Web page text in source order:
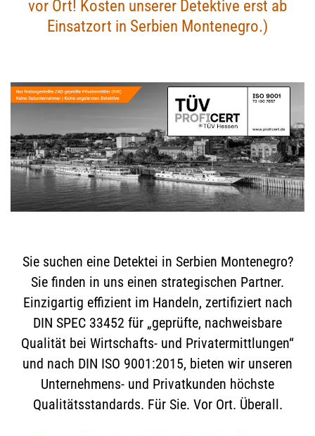
vor Ort! Kosten unserer Detektive erst ab
Einsatzort in Serbien Montenegro.)
Sie suchen eine Detektei in Serbien Montenegro?
Sie finden in uns einen strategischen Partner.
Einzigartig effizient im Handeln, zertifiziert nach
DIN SPEC 33452 für „geprüfte, nachweisbare
Qualität bei Wirtschafts- und Privatermittlungen“
und nach DIN ISO 9001:2015, bieten wir unseren
Unternehmens- und Privatkunden höchste
Qualitätsstandards. Für Sie. Vor Ort. Überall.